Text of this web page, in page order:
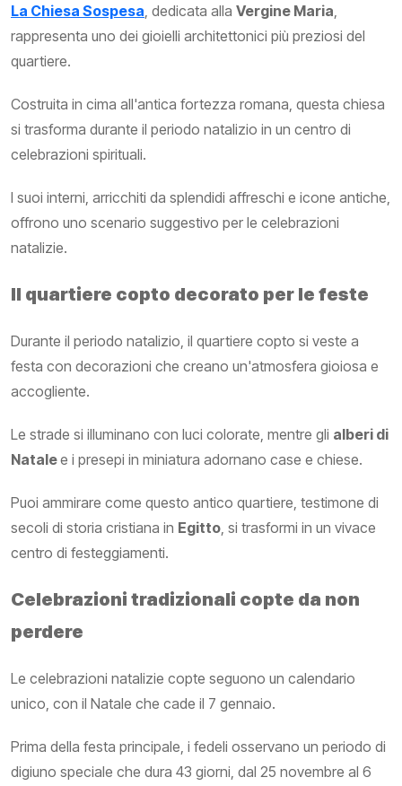
La Chiesa Sospesa , dedicata alla Vergine Maria
rappresenta uno dei gioielli architettonici più preziosi del
quartiere.
Costruita in cima all'antica fortezza romana, questa chiesa
si trasforma durante il periodo natalizio in un centro di
celebrazioni spirituali.
I suoi interni, arricchiti da splendidi affreschi e icone antiche,
offrono uno scenario suggestivo per le celebrazioni
natalizie.
Il quartiere copto decorato per le feste
Durante il periodo natalizio, il quartiere copto si veste a
festa con decorazioni che creano un'atmosfera gioiosa e
accogliente.
Le strade si illuminano con luci colorate, mentre gli alberi di
Natalee i presepi in miniatura adornano case e chiese.
Puoi ammirare come questo antico quartiere, testimone di
secoli di storia cristiana in Egitto , si trasformi in un vivace
centro di festeggiamenti.
Celebrazioni tradizionali copte da non
perdere
Le celebrazioni natalizie copte seguono un calendario
unico, con il Natale che cade il 7 gennaio.
Prima della festa principale, i fedeli osservano un periodo di
digiuno speciale che dura 43 giorni, dal 25 novembre al 6